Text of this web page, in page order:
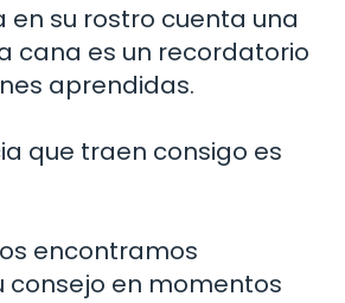
en su rostro cuenta una
cana es un recordatorio
aprendidas.
que traen consigo es
encontramos
consejo en momentos